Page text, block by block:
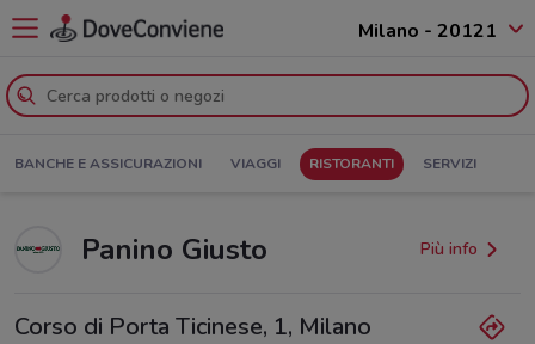
Milano - 20121
BANCHE E ASSICURAZIONI VIAGGI RISTORANTI SERVIZI
Panino Giusto Più info
Corso di Porta Ticinese, 1, Milano